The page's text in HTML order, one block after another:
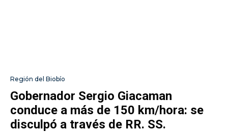
Región del Biobío
Gobernador Sergio Giacaman
conduce a más de 150 km/hora: se
disculpó a través de RR. SS.